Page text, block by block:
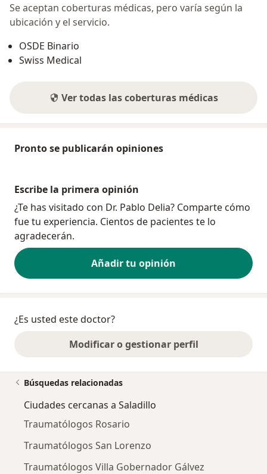
Se aceptan coberturas médicas, pero varía según la
ubicación y el servicio.
OSDE Binario
Swiss Medical
Ver todas las coberturas médicas
Pronto se publicarán opiniones
Escribe la primera opinión
¿Te has visitado con Dr. Pablo Delia? Comparte cómo
fue tu experiencia. Cientos de pacientes te lo
agradecerán.
Añadir tu opinión
¿Es usted este doctor?
Modificar o gestionar perfil
Búsquedas relacionadas
Ciudades cercanas a Saladillo
Traumatólogos Rosario
Traumatólogos San Lorenzo
Traumatólogos Villa Gobernador Gálvez